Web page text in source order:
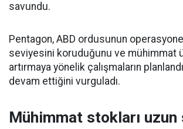
savundu.
Pentagon, ABD ordusunun
seviyesini koruduğunu ve mühimmat
artırmaya yönelik çalışmaların
devam ettiğini vurguladı.
Mühimmat stokları uzun